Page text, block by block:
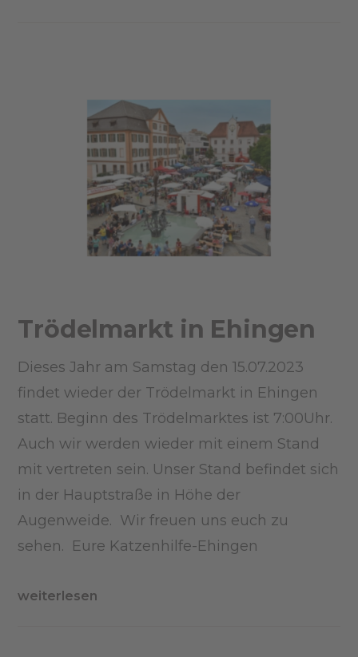
Trödelmarkt in Ehingen
Dieses Jahr am Samstag den 15.07.2023
findet wieder der Trödelmarkt in Ehingen
statt. Beginn des Trödelmarktes ist 7:00Uhr.
Auch wir werden wieder mit einem Stand
mit vertreten sein. Unser Stand befindet sich
in der Hauptstraße in Höhe der
Augenweide. Wir freuen uns euch zu
sehen. Eure Katzenhilfe-Ehingen
weiterlesen